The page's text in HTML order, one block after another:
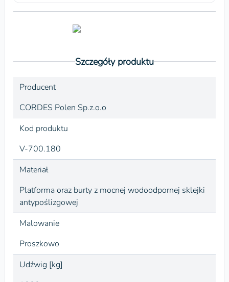
Szczegóły produktu
Producent
CORDES Polen Sp.z.o.o
Kod produktu
V-700.180
Materiał
Platforma oraz burty z mocnej wodoodpornej sklejki
antypoślizgowej
Malowanie
Proszkowo
Udźwig [kg]